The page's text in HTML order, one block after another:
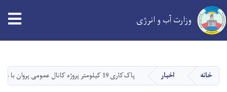
main
content
وزارت آب و انرژی
خانه اخبار پاک‌کاری 19 کیلومتر پروژه کانال عمومی پروان با هزینه نزدیک به 5 صدهزار افغانی تکمیل شد